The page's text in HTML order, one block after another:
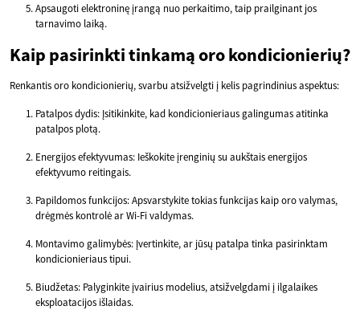
Apsaugoti elektroninę įrangą nuo perkaitimo, taip prailginant jos
tarnavimo laiką.
Kaip pasirinkti tinkamą oro kondicionierių?
Renkantis oro kondicionierių, svarbu atsižvelgti į kelis pagrindinius aspektus:
Patalpos dydis: Įsitikinkite, kad kondicionieriaus galingumas atitinka
patalpos plotą.
Energijos efektyvumas: Ieškokite įrenginių su aukštais energijos
efektyvumo reitingais.
Papildomos funkcijos: Apsvarstykite tokias funkcijas kaip oro valymas,
drėgmės kontrolė ar Wi-Fi valdymas.
Montavimo galimybės: Įvertinkite, ar jūsų patalpa tinka pasirinktam
kondicionieriaus tipui.
Biudžetas: Palyginkite įvairius modelius, atsižvelgdami į ilgalaikes
eksploatacijos išlaidas.